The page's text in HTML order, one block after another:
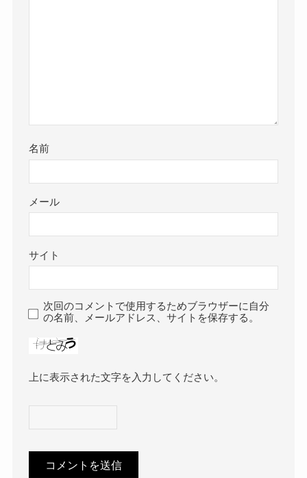
名前
メール
サイト
次回のコメントで使用するためブラウザーに自分
の名前、メールアドレス、サイトを保存する。
上に表示された文字を入力してください。